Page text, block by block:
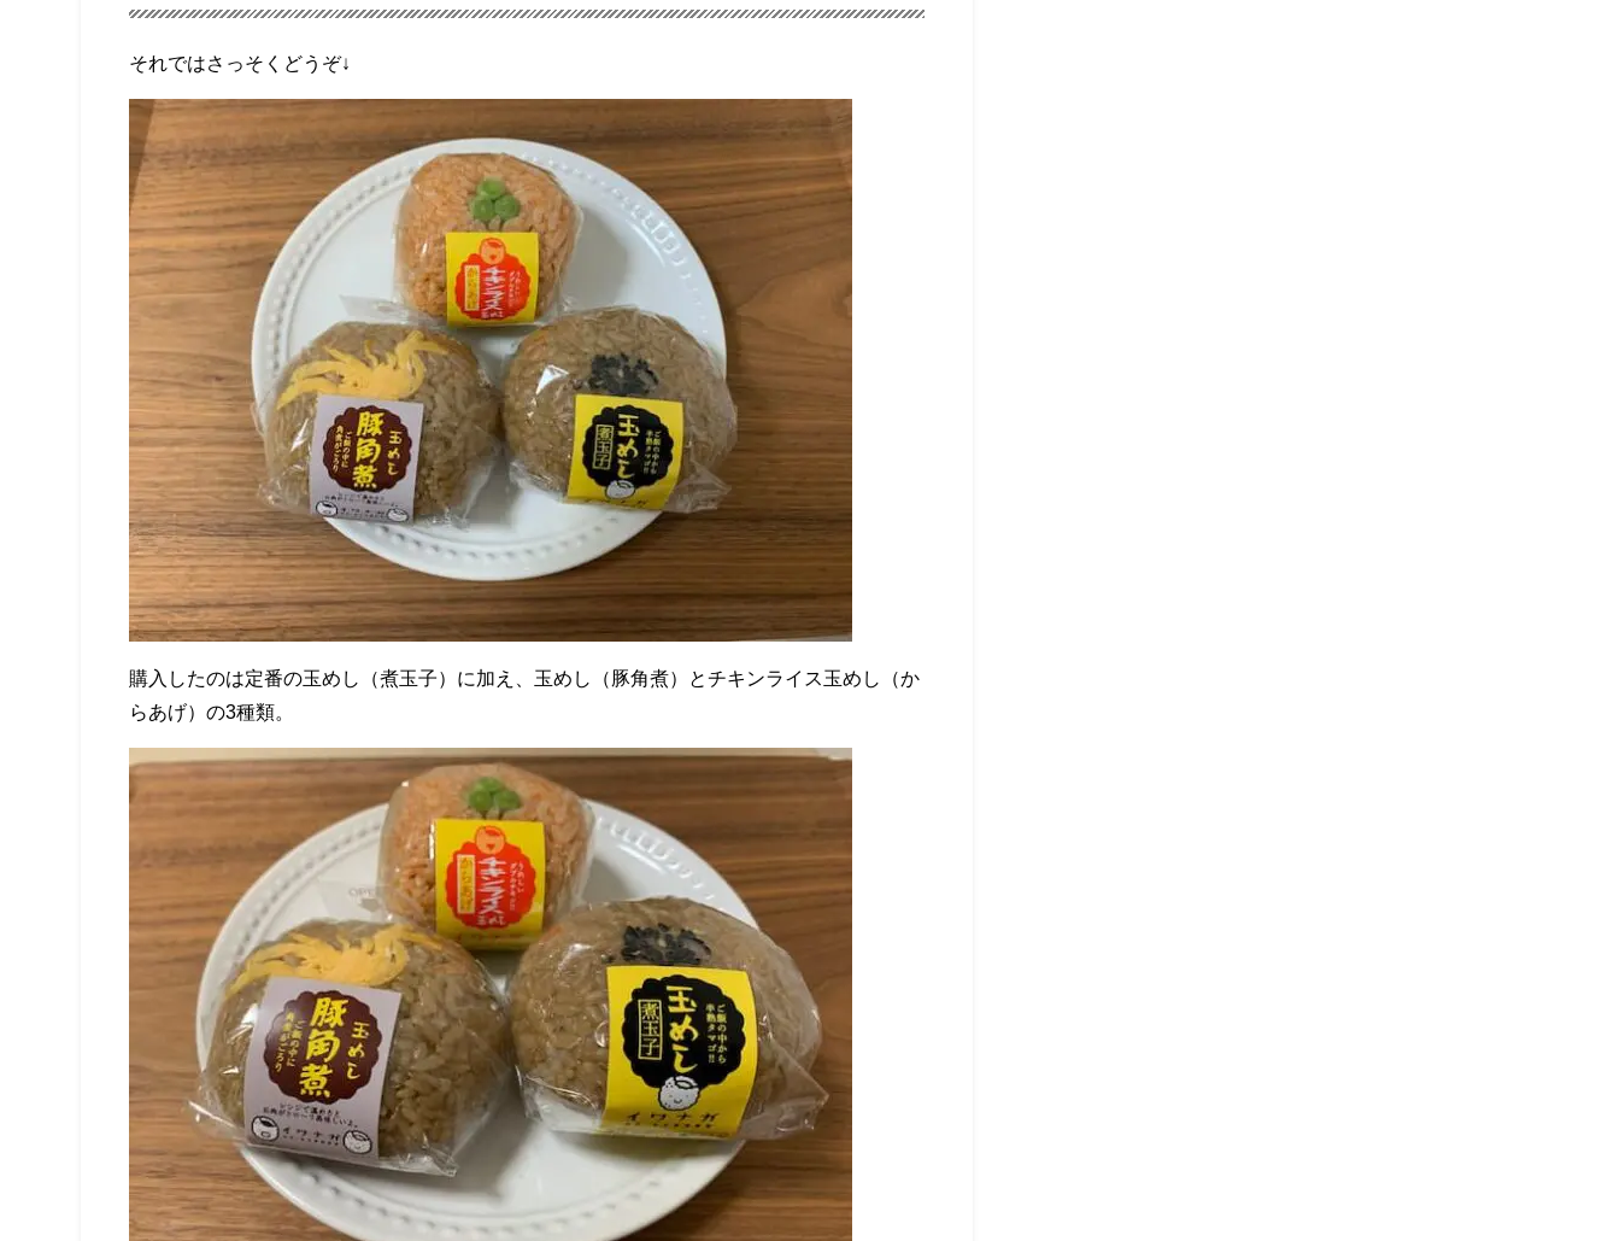
それではさっそくどうぞ↓
購入したのは定番の玉めし（煮玉子）に加え、玉めし（豚角煮）とチキンライス玉めし（か
らあげ）の3種類。